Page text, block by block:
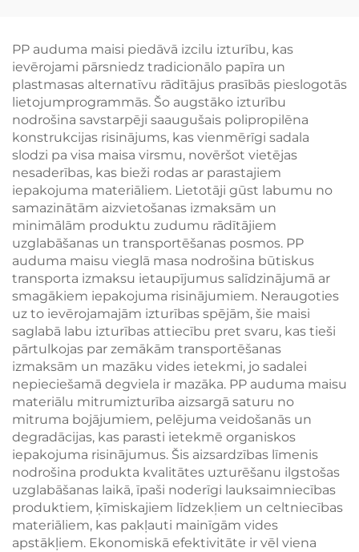
videi draudzīgas,
zīmolā norādītas
nesamas somas
modas
mazumtirdzniecībai
rokturi – stilīgs
termosomiņš ar putnu
un ziedu ornamentu
PP auduma maisi piedāvā izcilu izturību, kas
ievērojami pārsniedz tradicionālo papīra un
plastmasas alternatīvu rādītājus prasībās pieslogotās
lietojumprogrammās. Šo augstāko izturību
nodrošina savstarpēji saaugušais polipropilēna
konstrukcijas risinājums, kas vienmērīgi sadala
slodzi pa visa maisa virsmu, novēršot vietējas
nesaderības, kas bieži rodas ar parastajiem
iepakojuma materiāliem. Lietotāji gūst labumu no
samazinātām aizvietošanas izmaksām un
minimālām produktu zudumu rādītājiem
uzglabāšanas un transportēšanas posmos. PP
auduma maisu vieglā masa nodrošina būtiskus
transporta izmaksu ietaupījumus salīdzinājumā ar
smagākiem iepakojuma risinājumiem. Neraugoties
uz to ievērojamajām izturības spējām, šie maisi
saglabā labu izturības attiecību pret svaru, kas tieši
pārtulkojas par zemākām transportēšanas
izmaksām un mazāku vides ietekmi, jo sadalei
nepieciešamā degviela ir mazāka. PP auduma maisu
materiālu mitrumizturība aizsargā saturu no
mitruma bojājumiem, pelējuma veidošanās un
degradācijas, kas parasti ietekmē organiskos
iepakojuma risinājumus. Šis aizsardzības līmenis
nodrošina produkta kvalitātes uzturēšanu ilgstošas
uzglabāšanas laikā, īpaši noderīgi lauksaimniecības
produktiem, ķīmiskajiem līdzekļiem un celtniecības
materiāliem, kas pakļauti mainīgām vides
apstākļiem. Ekonomiskā efektivitāte ir vēl viena